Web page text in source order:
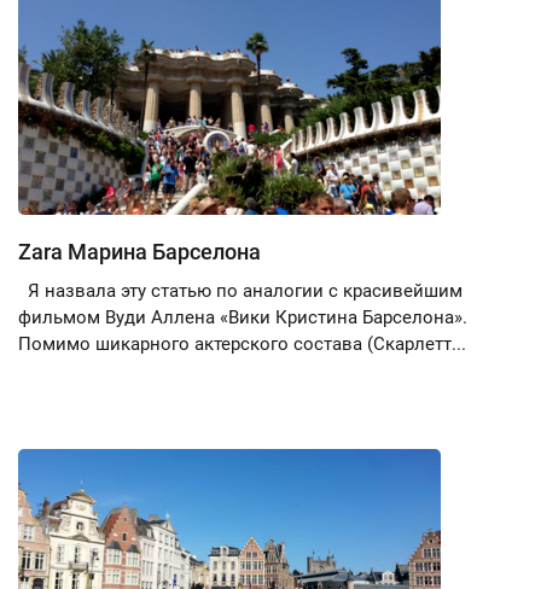
Zara Марина Барселона
Я назвала эту статью по аналогии с красивейшим
фильмом Вуди Аллена «Вики Кристина Барселона».
Помимо шикарного актерского состава (Скарлетт...